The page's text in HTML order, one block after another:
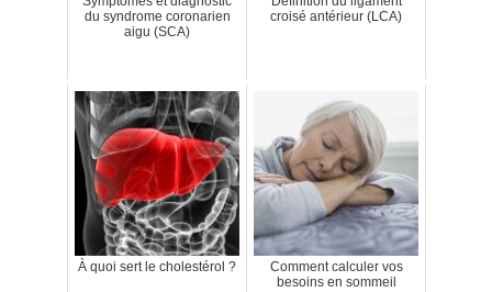
du syndrome coronarien
aigu (SCA)
croisé antérieur (LCA)
À quoi sert le cholestérol ?
Comment calculer vos
besoins en sommeil